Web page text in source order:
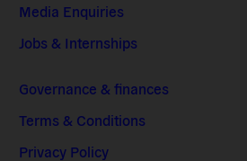
Media Enquiries
Jobs & Internships
Governance & finances
Terms & Conditions
Privacy Policy